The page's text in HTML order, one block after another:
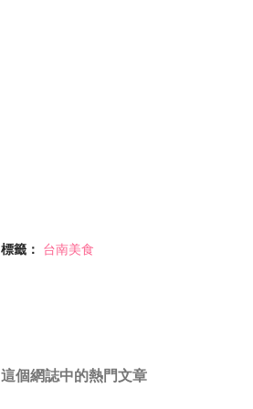
標籤： 台南美食
這個網誌中的熱門文章